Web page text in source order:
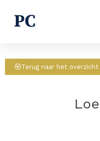
naar
Terug naar het overzicht